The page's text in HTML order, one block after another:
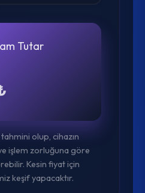
Tutar
olup, cihazın
işlem zorluğuna göre
Kesin fiyat için
keşif yapacaktır.